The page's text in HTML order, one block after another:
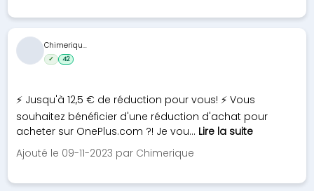
⚡ Jusqu'à 12,5 € de réduction pour vous! ⚡ Vous
souhaitez bénéficier d'une réduction d'achat pour
acheter sur OnePlus.com ?! Je vou... Lire la suite
Ajouté le 09-11-2023 par Chimerique
Chimeriqu...
✓ 42